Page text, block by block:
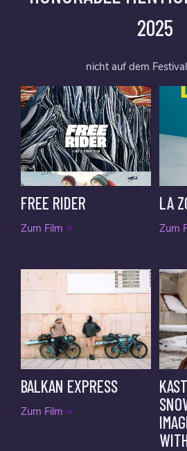
2025
nicht auf dem
FREE RIDER
Zum Film
LA
Zum
BALKAN EXPRESS
Zum Film